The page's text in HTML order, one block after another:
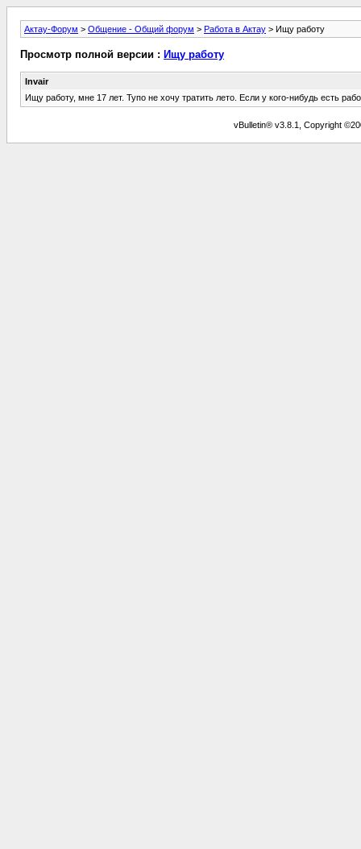
Актау-Форум > Общение - Общий форум > Работа в Актау > Ищу работу
Просмотр полной версии : Ищу работу
Invair
Ищу работу, мне 17 лет. Тупо не хочу тратить лето. Если у кого-нибудь есть
vBulletin® v3.8.1, Copyright